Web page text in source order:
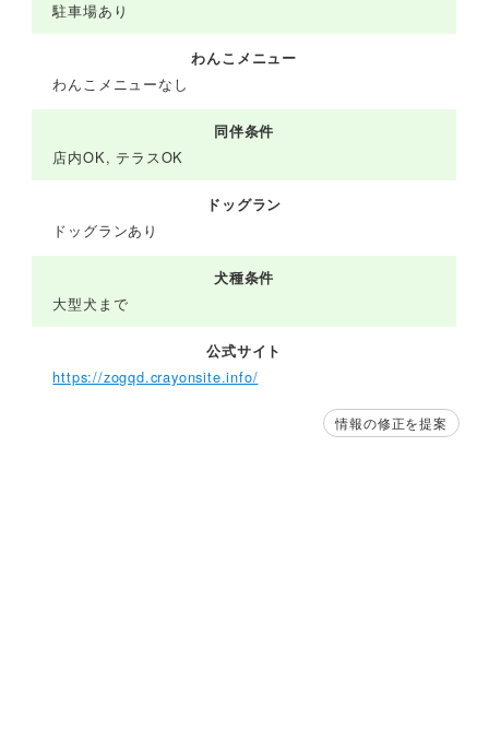
駐車場あり
わんこメニュー
わんこメニューなし
同伴条件
店内OK, テラスOK
ドッグラン
ドッグランあり
犬種条件
大型犬まで
公式サイト
https://zogqd.crayonsite.info/
情報の修正を提案